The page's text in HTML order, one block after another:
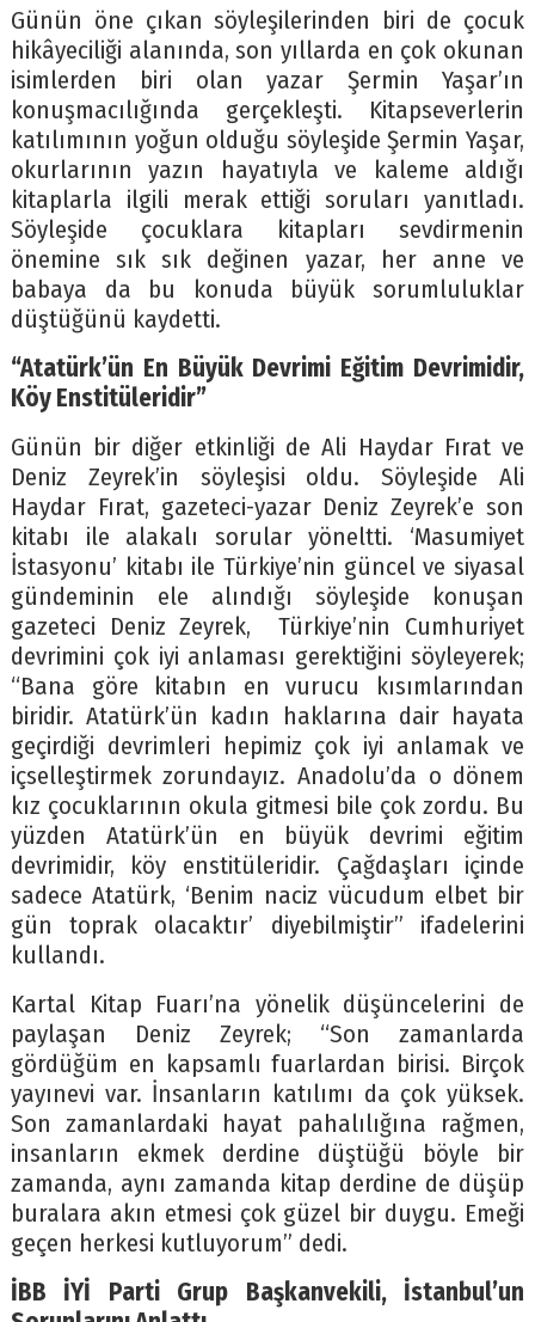
Günün öne çıkan söyleşilerinden biri de çocuk
hikâyeciliği alanında, son yıllarda en çok okunan
isimlerden biri olan yazar Şermin Yaşar’ın
konuşmacılığında gerçekleşti. Kitapseverlerin
katılımının yoğun olduğu söyleşide Şermin Yaşar,
okurlarının yazın hayatıyla ve kaleme aldığı
kitaplarla ilgili merak ettiği soruları yanıtladı.
Söyleşide çocuklara kitapları sevdirmenin
önemine sık sık değinen yazar, her anne ve
babaya da bu konuda büyük sorumluluklar
düştüğünü kaydetti.
“Atatürk’ün En Büyük Devrimi Eğitim Devrimidir,
Köy Enstitüleridir”
Günün bir diğer etkinliği de Ali Haydar Fırat ve
Deniz Zeyrek’in söyleşisi oldu. Söyleşide Ali
Haydar Fırat, gazeteci-yazar Deniz Zeyrek’e son
kitabı ile alakalı sorular yöneltti. ‘Masumiyet
İstasyonu’ kitabı ile Türkiye’nin güncel ve siyasal
gündeminin ele alındığı söyleşide konuşan
gazeteci Deniz Zeyrek, Türkiye’nin Cumhuriyet
devrimini çok iyi anlaması gerektiğini söyleyerek;
“Bana göre kitabın en vurucu kısımlarından
biridir. Atatürk’ün kadın haklarına dair hayata
geçirdiği devrimleri hepimiz çok iyi anlamak ve
içselleştirmek zorundayız. Anadolu’da o dönem
kız çocuklarının okula gitmesi bile çok zordu. Bu
yüzden Atatürk’ün en büyük devrimi eğitim
devrimidir, köy enstitüleridir. Çağdaşları içinde
sadece Atatürk, ‘Benim naciz vücudum elbet bir
gün toprak olacaktır’ diyebilmiştir” ifadelerini
kullandı.
Kartal Kitap Fuarı’na yönelik düşüncelerini de
paylaşan Deniz Zeyrek; “Son zamanlarda
gördüğüm en kapsamlı fuarlardan birisi. Birçok
yayınevi var. İnsanların katılımı da çok yüksek.
Son zamanlardaki hayat pahalılığına rağmen,
insanların ekmek derdine düştüğü böyle bir
zamanda, aynı zamanda kitap derdine de düşüp
buralara akın etmesi çok güzel bir duygu. Emeği
geçen herkesi kutluyorum” dedi.
İBB İYİ Parti Grup Başkanvekili, İstanbul’un